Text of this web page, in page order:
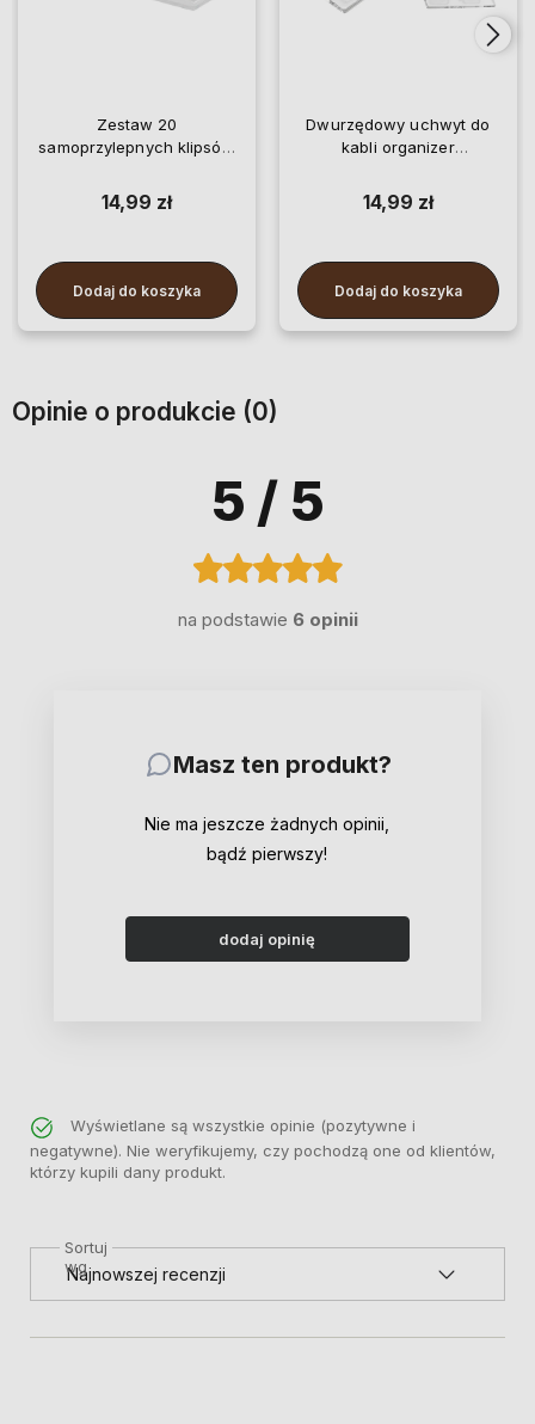
Zestaw 20
samoprzylepnych klipsów
14,99 zł
Dodaj do koszyka
Dwurzędowy uchwyt do
kabli organizer
12 szt
14,99 zł
Dodaj do koszyka
Opinie o produkcie (0)
5 / 5
na podstawie 6 opinii
Masz ten produkt?
Nie ma jeszcze żadnych opinii,
bądź pierwszy!
dodaj opinię
Wyświetlane są wszystkie opinie (pozytywne i
negatywne). Nie weryfikujemy, czy pochodzą one od klientów,
którzy kupili dany produkt.
Sortuj
wg